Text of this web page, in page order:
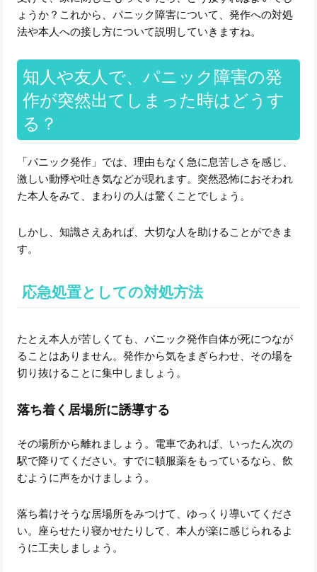
ょうか？これから、パニック障害について、発作への対処
法や本人への接し方について説明していきますね。
知人や友人で、パニック障害の発
作が突然出てしまった時はどうす
る？
「パニック発作」では、理由もなく急に息苦しさを感じ、
激しい動悸や吐き気などが現れます。突然恐怖におそわれ
た本人をみて、まわりの人は驚くことでしょう。
しかし、知識さえあれば、大切な人を助けることができま
す。
応急処置としての対処方法
たとえ本人が苦しくても、パニック発作自体が死につなが
ることはありません。発作から気をまぎらわせ、その場を
切り抜けることに集中しましょう。
落ち着く居場所に誘導する
その場所から離れましょう。電車であれば、いったん次の
駅で降りてください。すでに頓服薬をもっているなら、飲
むように声をかけましょう。
落ち着けそうな居場所をみつけて、ゆっくり導いてくださ
い。座らせたり寝かせたりして、本人が楽に感じられるよ
うに工夫しましょう。